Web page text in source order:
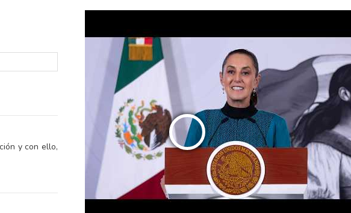
y con ello,